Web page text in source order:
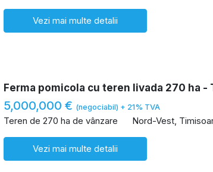
Vezi mai multe detalii
Ferma pomicola cu teren livada 270 ha -
5,000,000 € (negociabil) + 21% TVA
Teren de 270 ha de vânzare Nord-Vest,
Vezi mai multe detalii